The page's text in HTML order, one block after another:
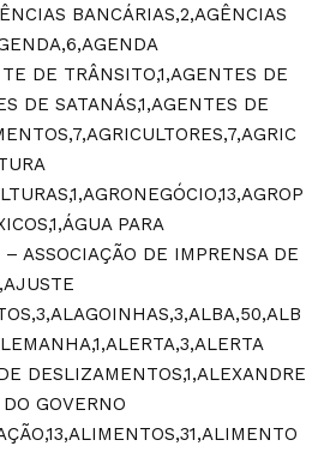
BANCÁRIAS,2,AGÊNCIAS
DE TRÂNSITO,1,AGENTES DE
DE SATANÁS,1,AGENTES DE
PARA
ASSOCIAÇÃO DE IMPRENSA DE
DESLIZAMENTOS,1,ALEXANDRE
GOVERNO